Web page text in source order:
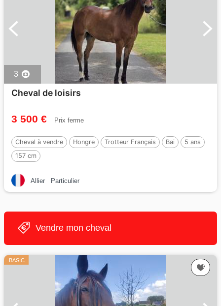
3
Cheval de loisirs
3 500 € Prix ferme
Cheval à vendre Hongre Trotteur Français Bai
5 ans
157 cm
Allier Particulier
Vendre mon cheval
BASIC